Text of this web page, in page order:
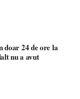
doar 24 de ore la
nu a avut